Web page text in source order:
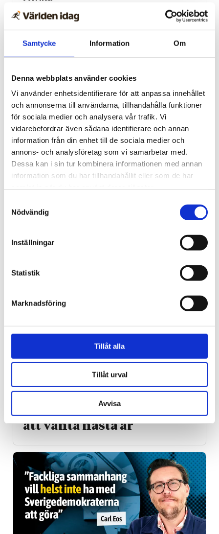
Samtycke Information Om
Denna webbplats använder cookies
Vi använder enhetsidentifierare för att anpassa innehållet
och annonserna till användarna, tillhandahålla funktioner
för sociala medier och analysera vår trafik. Vi
vidarebefordrar även sådana identifierare och annan
information från din enhet till de sociala medier och
annons- och analysföretag som vi samarbetar med.
Dessa kan i sin tur kombinera informationen med annan
information som du har tillhandahållit eller som de har
Nödvändig
Inställningar
Statistik
Marknadsföring
Tillåt alla
Tillåt urval
Avvisa
Nigeriansk kvinna ville
slå världs­rekord – läste
Bibeln i 144 timmar
Norge
18-åring hade med sig
för ångest – ”blev hånad”
Vardag
Blygsam bidrags­höjning
att vänta nästa år